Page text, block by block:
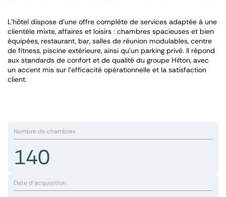
L’hôtel dispose d’une offre complète de services adaptée à une
clientèle mixte, affaires et loisirs : chambres spacieuses et bien
équipées, restaurant, bar, salles de réunion modulables, centre
de fitness, piscine extérieure, ainsi qu’un parking privé. Il répond
aux standards de confort et de qualité du groupe Hilton, avec
un accent mis sur l’efficacité opérationnelle et la satisfaction
client.
Nombre de chambres
140
Date d'acquisition